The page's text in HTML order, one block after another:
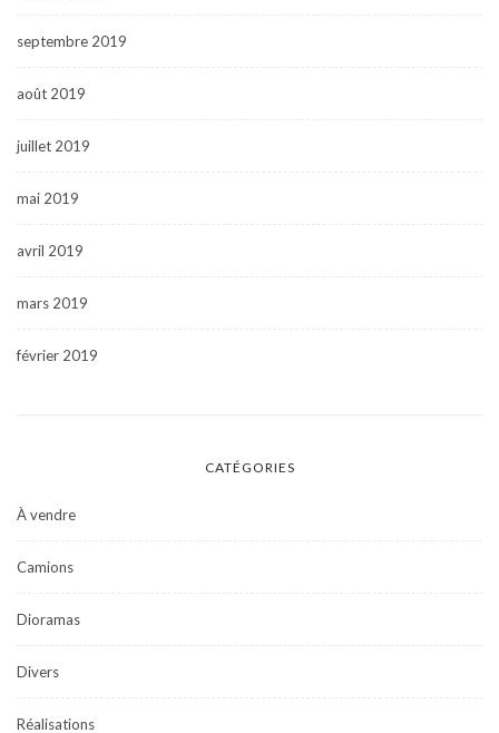
septembre 2019
août 2019
juillet 2019
mai 2019
avril 2019
mars 2019
février 2019
CATÉGORIES
À vendre
Camions
Dioramas
Divers
Réalisations